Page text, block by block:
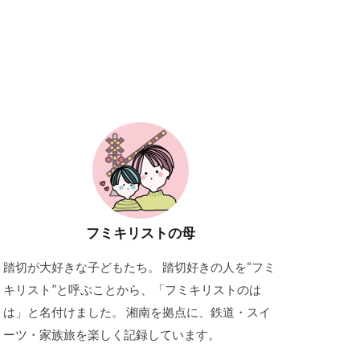
フミキリストの母
踏切が大好きな子どもたち。 踏切好きの人を“フミ
キリスト”と呼ぶことから、「フミキリストのは
は」と名付けました。 湘南を拠点に、鉄道・スイ
ーツ・家族旅を楽しく記録しています。